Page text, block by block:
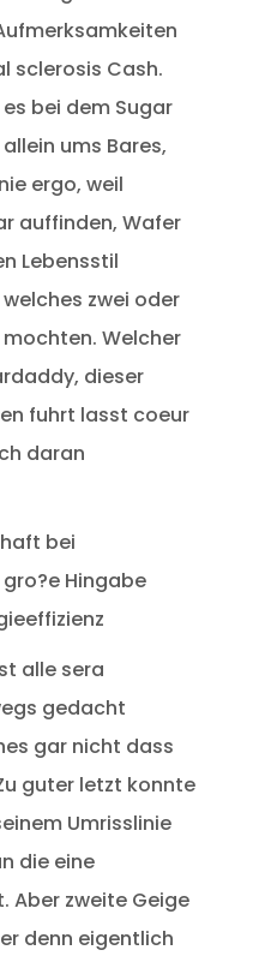
sclerosis Cash.
bei dem Sugar
ums Bares,
ergo, weil
auffinden, Wafer
Lebensstil
zwei oder
Welcher
dieser
fuhrt lasst coeur
daran
bei
Hingabe
alle sera
gedacht
gar nicht dass
guter letzt konnte
Umrisslinie
die eine
Aber zweite Geige
denn eigentlich